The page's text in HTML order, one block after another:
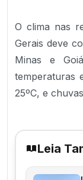
O clima nas
Gerais deve
Minas e
temperaturas
25ºC, e
Leia